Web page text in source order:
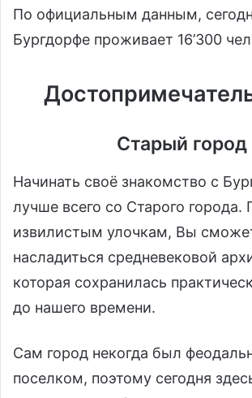
По официальным данным,
Бургдорфе проживает 16’300
Старый город
Начинать своё знакомство с
лучше всего со Старого города.
извилистым улочкам, Вы
насладиться средневековой
которая сохранилась
до нашего времени.
Сам город некогда был
поселком, поэтому сегодня